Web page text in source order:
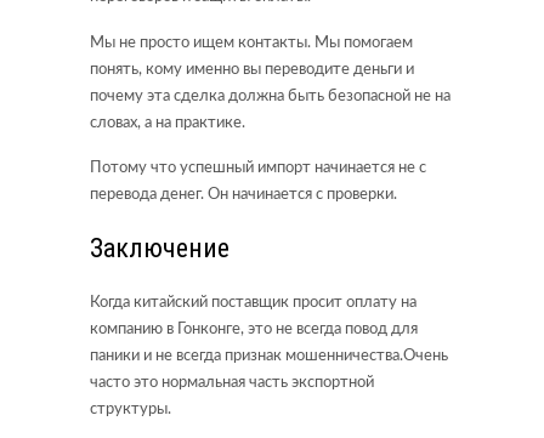
Мы не просто ищем контакты. Мы помогаем
понять, кому именно вы переводите деньги и
почему эта сделка должна быть безопасной не на
словах, а на практике.
Потому что успешный импорт начинается не с
перевода денег. Он начинается с проверки.
Заключение
Когда китайский поставщик просит оплату на
компанию в Гонконге, это не всегда повод для
паники и не всегда признак мошенничества.Очень
часто это нормальная часть экспортной
структуры.